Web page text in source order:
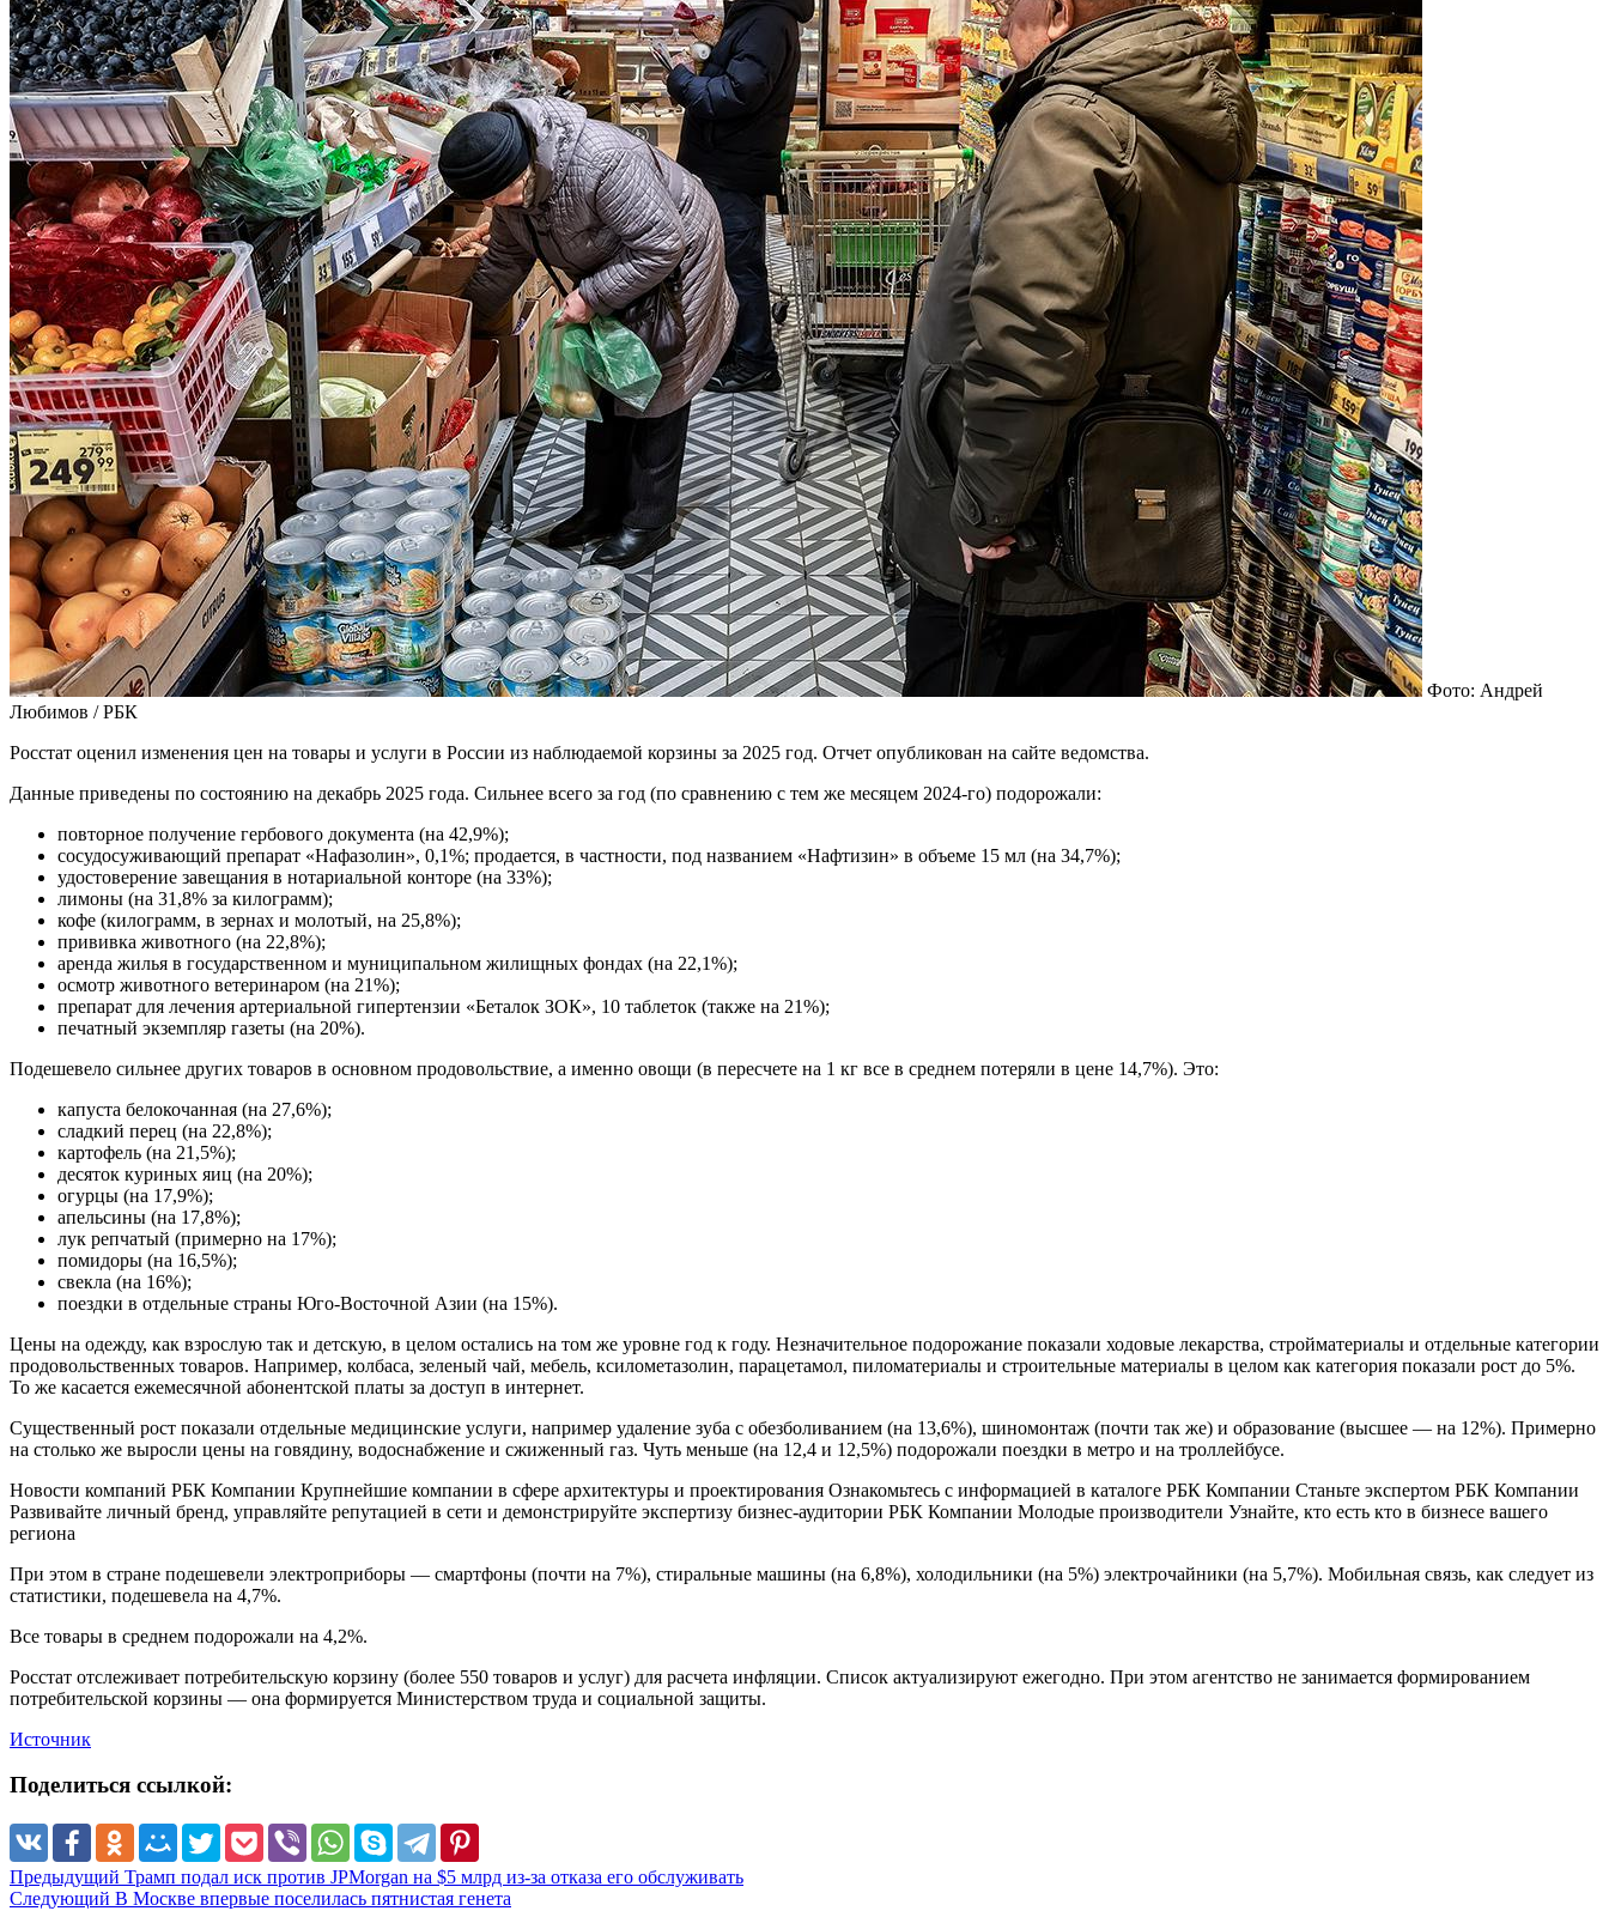
Фото: Андрей
Любимов / РБК
Росстат оценил изменения цен на товары и услуги в России из наблюдаемой корзины за 2025 год. Отчет опубликован на сайте ведомства.
Данные приведены по состоянию на декабрь 2025 года. Сильнее всего за год (по сравнению с тем же месяцем 2024-го) подорожали:
повторное получение гербового документа (на 42,9%);
сосудосуживающий препарат «Нафазолин», 0,1%; продается, в частности, под названием «Нафтизин» в объеме 15 мл (на 34,7%);
удостоверение завещания в нотариальной конторе (на 33%);
лимоны (на 31,8% за килограмм);
кофе (килограмм, в зернах и молотый, на 25,8%);
прививка животного (на 22,8%);
аренда жилья в государственном и муниципальном жилищных фондах (на 22,1%);
осмотр животного ветеринаром (на 21%);
препарат для лечения артериальной гипертензии «Беталок ЗОК», 10 таблеток (также на 21%);
печатный экземпляр газеты (на 20%).
Подешевело сильнее других товаров в основном продовольствие, а именно овощи (в пересчете на 1 кг все в среднем потеряли в цене 14,7%). Это:
капуста белокочанная (на 27,6%);
сладкий перец (на 22,8%);
картофель (на 21,5%);
десяток куриных яиц (на 20%);
огурцы (на 17,9%);
апельсины (на 17,8%);
лук репчатый (примерно на 17%);
помидоры (на 16,5%);
свекла (на 16%);
поездки в отдельные страны Юго-Восточной Азии (на 15%).
Цены на одежду, как взрослую так и детскую, в целом остались на том же уровне год к году. Незначительное подорожание показали ходовые лекарства, стройматериалы и отдельные категории
продовольственных товаров. Например, колбаса, зеленый чай, мебель, ксилометазолин, парацетамол, пиломатериалы и строительные материалы в целом как категория показали рост до 5%.
То же касается ежемесячной абонентской платы за доступ в интернет.
Существенный рост показали отдельные медицинские услуги, например удаление зуба с обезболиванием (на 13,6%), шиномонтаж (почти так же) и образование (высшее — на 12%). Примерно
на столько же выросли цены на говядину, водоснабжение и сжиженный газ. Чуть меньше (на 12,4 и 12,5%) подорожали поездки в метро и на троллейбусе.
Новости компаний РБК Компании Крупнейшие компании в сфере архитектуры и проектирования Ознакомьтесь с информацией в каталоге РБК Компании Станьте экспертом РБК Компании
Развивайте личный бренд, управляйте репутацией в сети и демонстрируйте экспертизу бизнес-аудитории РБК Компании Молодые производители Узнайте, кто есть кто в бизнесе вашего
региона
При этом в стране подешевели электроприборы — смартфоны (почти на 7%), стиральные машины (на 6,8%), холодильники (на 5%) электрочайники (на 5,7%). Мобильная связь, как следует из
статистики, подешевела на 4,7%.
Все товары в среднем подорожали на 4,2%.
Росстат отслеживает потребительскую корзину (более 550 товаров и услуг) для расчета инфляции. Список актуализируют ежегодно. При этом агентство не занимается формированием
потребительской корзины — она формируется Министерством труда и социальной защиты.
Источник
Поделиться ссылкой:
Предыдущий Трамп подал иск против JPMorgan на $5 млрд из-за отказа его обслуживать
Следующий В Москве впервые поселилась пятнистая генета